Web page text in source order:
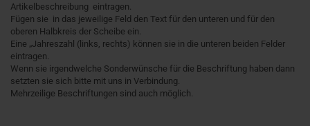
Artikelbeschreibung eintragen.
Fügen sie in das jeweilige Feld den Text für den unteren und für den
oberen Halbkreis der Scheibe ein.
Eine „Jahreszahl (links, rechts) können sie in die unteren beiden Felder
eintragen.
Wenn sie irgendwelche Sonderwünsche für die Beschriftung haben dann
setzten sie sich bitte mit uns in Verbindung.
Mehrzeilige Beschriftungen sind auch möglich.